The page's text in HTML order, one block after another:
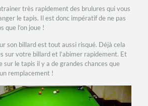
très rapidement des brulures qui vous
le tapis. Il est donc impératif de ne pas
que l’on joue !
son billard est tout aussi risqué. Déjà cela
sur votre billard et l’abimer rapidement. Et
sur le tapis il y a de grandes chances que
remplacement !